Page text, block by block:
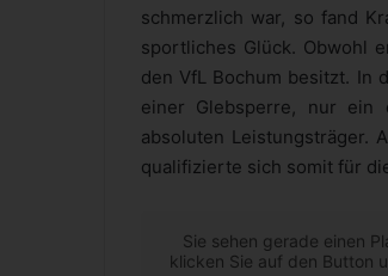
schmerzlich war, so fand
sportliches Glück. Obwohl
den VfL Bochum besitzt. In
einer Glebsperre, nur ein
absoluten Leistungsträger.
qualifizierte sich somit für die
Sie sehen gerade einen
klicken Sie auf den Button